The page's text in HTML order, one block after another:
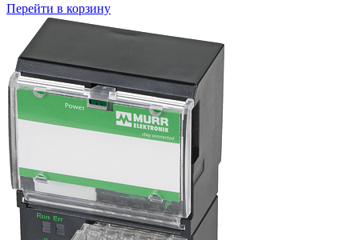
Перейти в корзину